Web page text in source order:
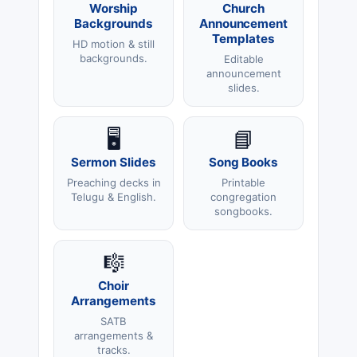
Worship
Backgrounds
HD motion & still
backgrounds.
Church
Announcement
Templates
Editable
announcement
slides.
🖥️
Sermon Slides
Preaching decks in
Telugu & English.
📘
Song Books
Printable
congregation
songbooks.
🎼
Choir
Arrangements
SATB
arrangements &
tracks.